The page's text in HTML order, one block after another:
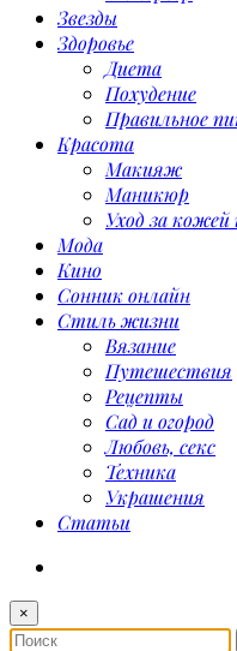
Звезды
Здоровье
Диета
Похудение
Правильное
Красота
Макияж
Маникюр
Уход за кожей
Мода
Кино
Сонник онлайн
Стиль жизни
Вязание
Путешествия
Рецепты
Сад и огород
Любовь, секс
Техника
Украшения
Статьи
×